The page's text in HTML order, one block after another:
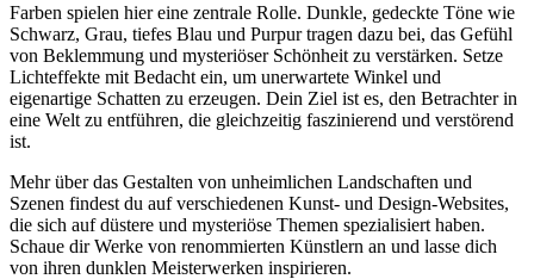
Farben spielen hier eine zentrale Rolle. Dunkle, gedeckte Töne wie
Schwarz, Grau, tiefes Blau und Purpur tragen dazu bei, das Gefühl
von Beklemmung und mysteriöser Schönheit zu verstärken. Setze
Lichteffekte mit Bedacht ein, um unerwartete Winkel und
eigenartige Schatten zu erzeugen. Dein Ziel ist es, den Betrachter in
eine Welt zu entführen, die gleichzeitig faszinierend und verstörend
ist.
Mehr über das Gestalten von unheimlichen Landschaften und
Szenen findest du auf verschiedenen Kunst- und Design-Websites,
die sich auf düstere und mysteriöse Themen spezialisiert haben.
Schaue dir Werke von renommierten Künstlern an und lasse dich
von ihren dunklen Meisterwerken inspirieren.